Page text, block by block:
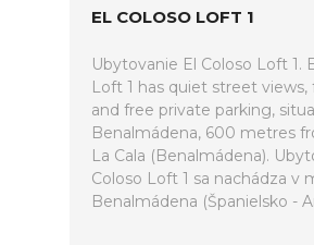
EL COLOSO LOFT 1
Ubytovanie El Coloso Loft 1.
Loft 1 has quiet street views,
and free private parking,
Benalmádena, 600 metres
La Cala (Benalmádena).
Coloso Loft 1 sa nachádza v
Benalmádena (Španielsko -